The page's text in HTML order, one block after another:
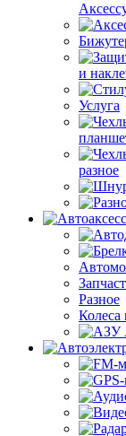
и
Услуга
разное
Разное